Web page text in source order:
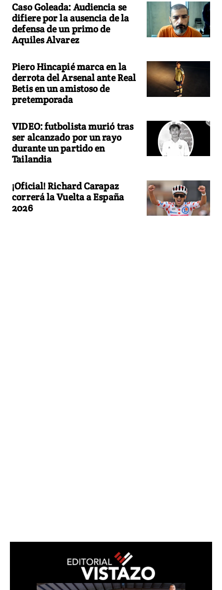
Caso Goleada: Audiencia se
difiere por la ausencia de la
defensa de un primo de
Aquiles Alvarez
Piero Hincapié marca en la
derrota del Arsenal ante Real
Betis en un amistoso de
pretemporada
VIDEO: futbolista murió tras
ser alcanzado por un rayo
durante un partido en
Tailandia
¡Oficial! Richard Carapaz
correrá la Vuelta a España
2026